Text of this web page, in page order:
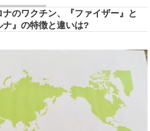
ナのワクチン、『ファイザー』と
ナ』の特徴と違いは?